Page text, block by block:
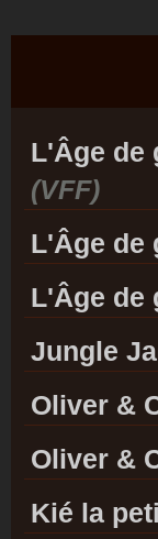
L'Âge de
(VFF)
L'Âge de
L'Âge de
Jungle
Oliver &
Oliver &
Kié la